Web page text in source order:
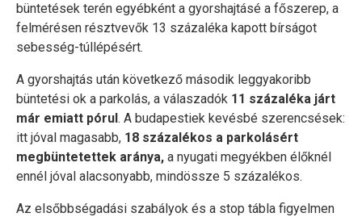
büntetések terén egyébként a gyorshajtásé a főszerep, a
felmérésen résztvevők 13 százaléka kapott bírságot
sebesség-túllépésért.
A gyorshajtás után következő második leggyakoribb
büntetési ok a parkolás, a válaszadók 11 százaléka járt
már emiatt pórul. A budapestiek kevésbé szerencsések:
itt jóval magasabb, 18 százalékos a parkolásért
megbüntetettek aránya, a nyugati megyékben élőknél
ennél jóval alacsonyabb, mindössze 5 százalékos.
Az elsőbbségadási szabályok és a stop tábla figyelmen